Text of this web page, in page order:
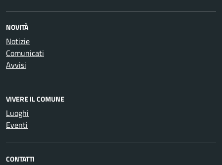
NOVITÀ
Notizie
Comunicati
Avvisi
VIVERE IL COMUNE
Luoghi
Eventi
CONTATTI